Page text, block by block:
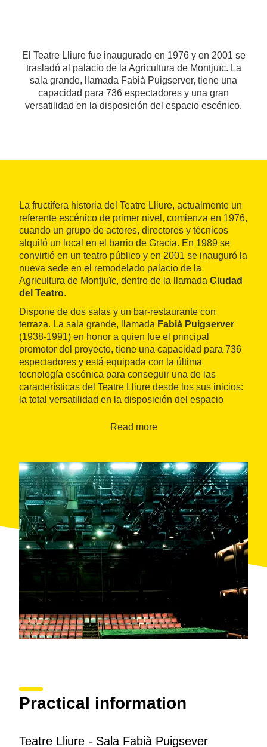
El Teatre Lliure fue inaugurado en 1976 y en 2001 se
trasladó al palacio de la Agricultura de Montjuïc. La
sala grande, llamada Fabià Puigserver, tiene una
capacidad para 736 espectadores y una gran
versatilidad en la disposición del espacio escénico.
La fructífera historia del Teatre Lliure, actualmente un
referente escénico de primer nivel, comienza en 1976,
cuando un grupo de actores, directores y técnicos
alquiló un local en el barrio de Gracia. En 1989 se
convirtió en un teatro público y en 2001 se inauguró la
nueva sede en el remodelado palacio de la
Agricultura de Montjuïc, dentro de la llamada Ciudad
del Teatro.
Dispone de dos salas y un bar-restaurante con
terraza. La sala grande, llamada Fabià Puigserver
(1938-1991) en honor a quien fue el principal
promotor del proyecto, tiene una capacidad para 736
espectadores y está equipada con la última
tecnología escénica para conseguir una de las
características del Teatre Lliure desde los sus inicios:
la total versatilidad en la disposición del espacio
accesible para personas con movilidad reducida.
Read more
Practical information
Teatre Lliure - Sala Fabià Puigsever